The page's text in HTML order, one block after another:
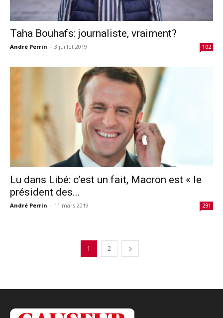
Taha Bouhafs: journaliste, vraiment?
André Perrin - 3 juillet 2019 102
Lu dans Libé: c’est un fait, Macron est « le
président des...
André Perrin - 11 mars 2019 291
1 2